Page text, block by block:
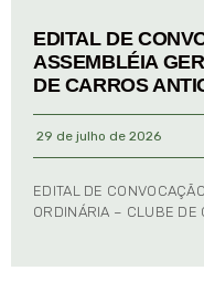
EDITAL DE
ASSEMBLÉIA
DE CARROS
29 de julho de 2026
EDITAL DE
ORDINÁRIA – CLUBE DE